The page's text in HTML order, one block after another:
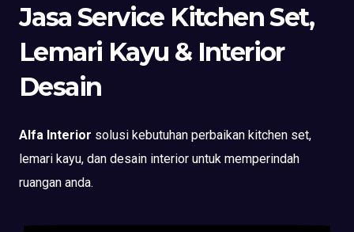
Jasa Service Kitchen Set,
Lemari Kayu & Interior
Desain
Alfa Interior solusi kebutuhan perbaikan kitchen set,
lemari kayu, dan desain interior untuk memperindah
ruangan anda.